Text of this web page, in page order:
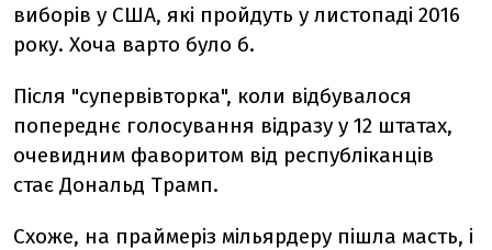
виборів у США, які пройдуть у листопаді 2016
року. Хоча варто було б.
Після "супервівторка", коли відбувалося
попереднє голосування відразу у 12 штатах,
очевидним фаворитом від республіканців
стає Дональд Трамп.
Схоже, на праймеріз мільярдеру пішла масть, і